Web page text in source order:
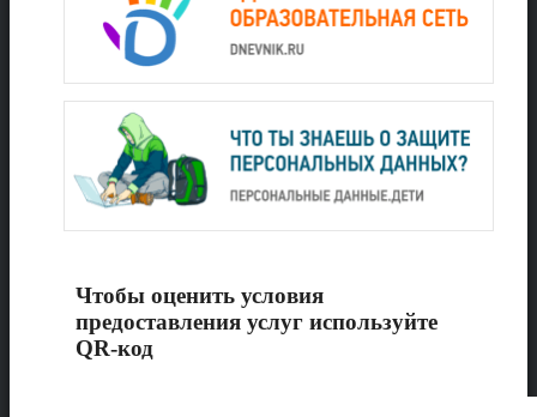
Чтобы оценить условия
предоставления услуг используйте
QR-код